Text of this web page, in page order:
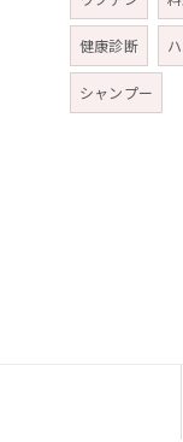
健康診断
シャンプー